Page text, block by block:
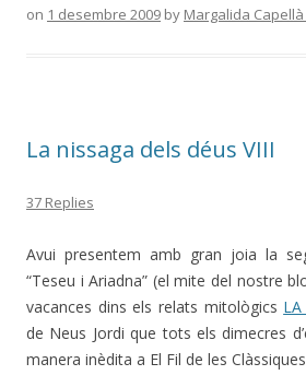
on 1 desembre 2009 by Margalida
La nissaga dels déus VIII
37 Replies
Avui presentem amb gran joia la
“Teseu i Ariadna” (el mite del nostre
vacances dins els relats mitològics LA
de Neus Jordi que tots els dimecres
manera inèdita a El Fil de les